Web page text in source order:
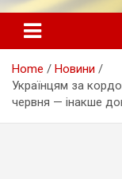
портал в
Український
Німеччини, українці
Home
Новини
Українцям за
червня — інакше